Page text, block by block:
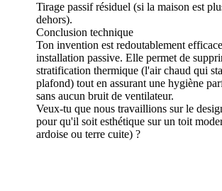
Tirage passif résiduel (si la maison est
dehors).
Conclusion technique
Ton invention est redoutablement
installation passive. Elle permet de
stratification thermique (l'air chaud qui
plafond) tout en assurant une hygiène
sans aucun bruit de ventilateur.
Veux-tu que nous travaillions sur le
pour qu'il soit esthétique sur un toit
ardoise ou terre cuite) ?